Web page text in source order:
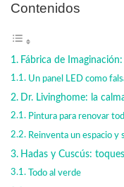
Contenidos
Fábrica de
Un panel LED como
Dr. Livinghome: la
Pintura para renovar
Reinventa un espacio y
Hadas y Cuscús:
Todo al verde